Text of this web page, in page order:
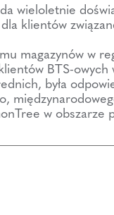
wieloletnie
klientów
magazynów w
BTS-owych
była
w obszarze